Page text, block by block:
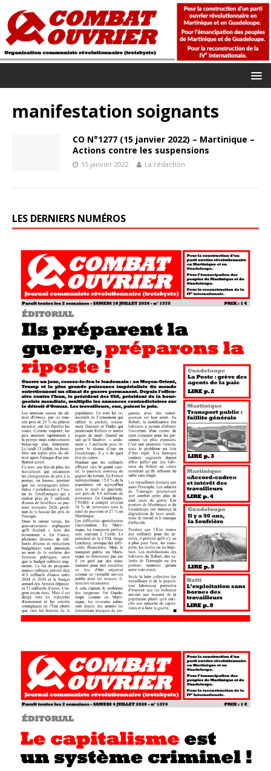
manifestation soignants
CO N°1277 (15 janvier 2022) – Martinique –
Actions contre les suspensions
15 janvier 2022 La rédaction
LES DERNIERS NUMÉROS